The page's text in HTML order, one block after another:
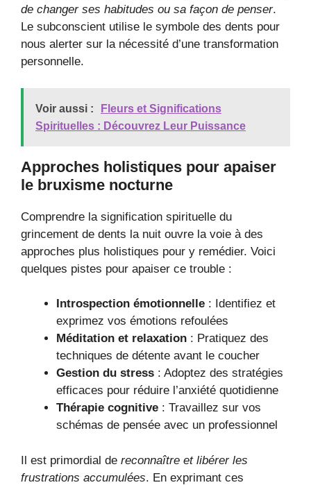
de changer ses habitudes ou sa façon de penser.
Le subconscient utilise le symbole des dents pour
nous alerter sur la nécessité d’une transformation
personnelle.
Voir aussi :
Fleurs et Significations
Spirituelles : Découvrez Leur Puissance
Approches holistiques pour apaiser
le bruxisme nocturne
Comprendre la signification spirituelle du
grincement de dents la nuit ouvre la voie à des
approches plus holistiques pour y remédier. Voici
quelques pistes pour apaiser ce trouble :
Introspection émotionnelle : Identifiez et
exprimez vos émotions refoulées
Méditation et relaxation : Pratiquez des
techniques de détente avant le coucher
Gestion du stress : Adoptez des stratégies
efficaces pour réduire l’anxiété quotidienne
Thérapie cognitive : Travaillez sur vos
schémas de pensée avec un professionnel
Il est primordial de reconnaître et libérer les
frustrations accumulées. En exprimant ces